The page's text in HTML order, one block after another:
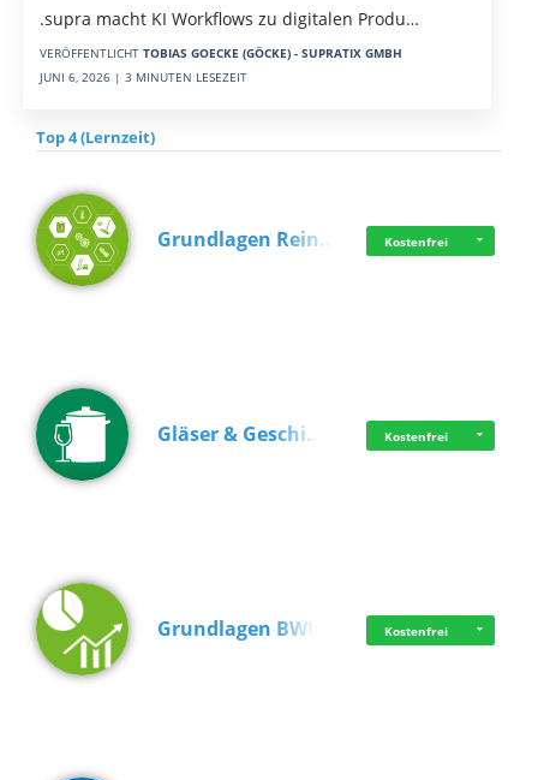
.supra macht KI Workflows zu digitalen Produ…
VERÖFFENTLICHT TOBIAS GOECKE (GÖCKE) - SUPRATIX GMBH
JUNI 6, 2026 | 3 MINUTEN LESEZEIT
Top 4 (Lernzeit)
Grundlagen Rein… Kostenfrei
Gläser & Geschi… Kostenfrei
Grundlagen BWL Kostenfrei